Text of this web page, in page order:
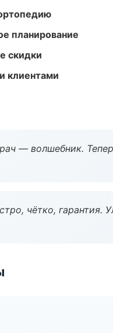
планирование
скидки
клиентами
— волшебник.
чётко, гарантия.